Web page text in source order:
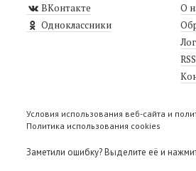
ВКонтакте
Одноклассники
О
Условия использования веб-сайта и
Политика использования cookies
Заметили ошибку? Выделите её и